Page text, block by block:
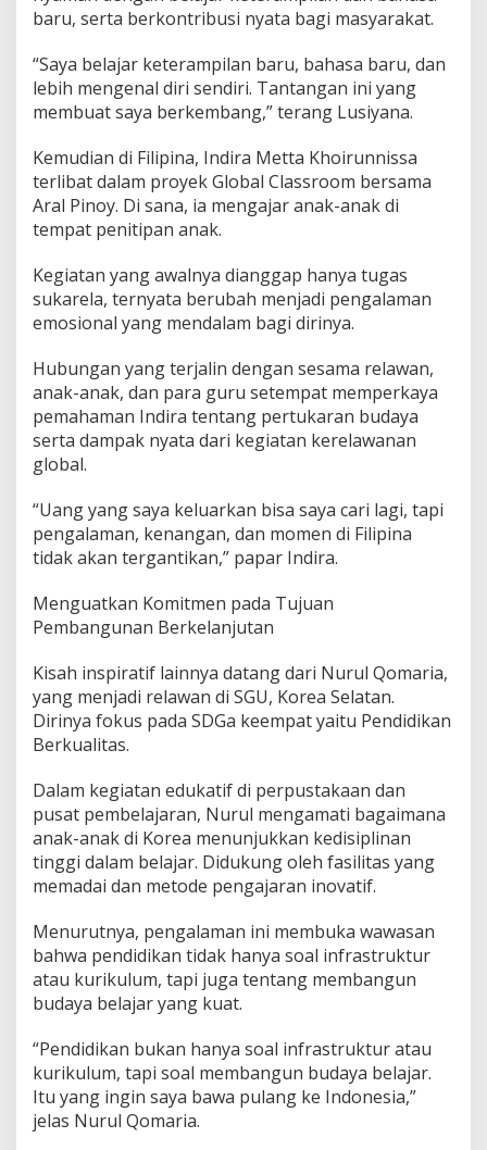
baru, serta berkontribusi nyata bagi masyarakat.
“Saya belajar keterampilan baru, bahasa baru, dan
lebih mengenal diri sendiri. Tantangan ini yang
membuat saya berkembang,” terang Lusiyana.
Kemudian di Filipina, Indira Metta Khoirunnissa
terlibat dalam proyek Global Classroom bersama
Aral Pinoy. Di sana, ia mengajar anak-anak di
tempat penitipan anak.
Kegiatan yang awalnya dianggap hanya tugas
sukarela, ternyata berubah menjadi pengalaman
emosional yang mendalam bagi dirinya.
Hubungan yang terjalin dengan sesama relawan,
anak-anak, dan para guru setempat memperkaya
pemahaman Indira tentang pertukaran budaya
serta dampak nyata dari kegiatan kerelawanan
global.
“Uang yang saya keluarkan bisa saya cari lagi, tapi
pengalaman, kenangan, dan momen di Filipina
tidak akan tergantikan,” papar Indira.
Menguatkan Komitmen pada Tujuan
Pembangunan Berkelanjutan
Kisah inspiratif lainnya datang dari Nurul Qomaria,
yang menjadi relawan di SGU, Korea Selatan.
Dirinya fokus pada SDGa keempat yaitu Pendidikan
Berkualitas.
Dalam kegiatan edukatif di perpustakaan dan
pusat pembelajaran, Nurul mengamati bagaimana
anak-anak di Korea menunjukkan kedisiplinan
tinggi dalam belajar. Didukung oleh fasilitas yang
memadai dan metode pengajaran inovatif.
Menurutnya, pengalaman ini membuka wawasan
bahwa pendidikan tidak hanya soal infrastruktur
atau kurikulum, tapi juga tentang membangun
budaya belajar yang kuat.
“Pendidikan bukan hanya soal infrastruktur atau
kurikulum, tapi soal membangun budaya belajar.
Itu yang ingin saya bawa pulang ke Indonesia,”
jelas Nurul Qomaria.